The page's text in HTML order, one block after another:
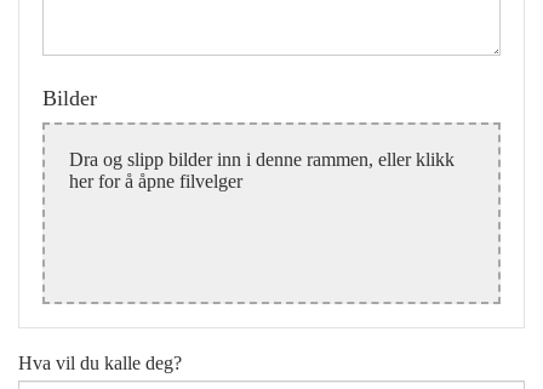
Bilder
Dra og slipp bilder inn i denne rammen, eller klikk
her for å åpne filvelger
Hva vil du kalle deg?